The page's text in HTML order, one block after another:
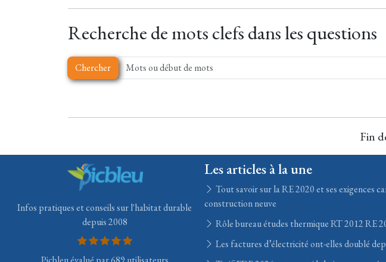
Recherche de mots clefs dans les questions
Chercher
Fin
Infos pratiques et conseils sur l'habitat durable
depuis 2008
Les articles à la une
Tout savoir sur la RE 2020 et ses exigences
construction neuve
Rôle bureau études thermique RT 2012 RE
Les factures d’électricité ont-elles doublé